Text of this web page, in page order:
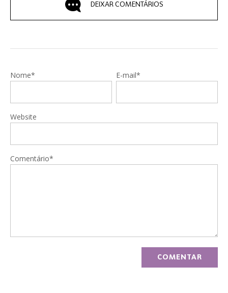
DEIXAR COMENTÁRIOS
Nome* E-mail*
Website
Comentário*